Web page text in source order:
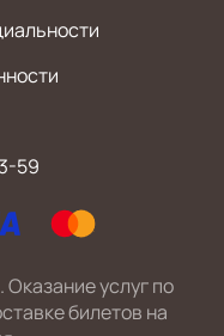
59
услуг по
билетов на